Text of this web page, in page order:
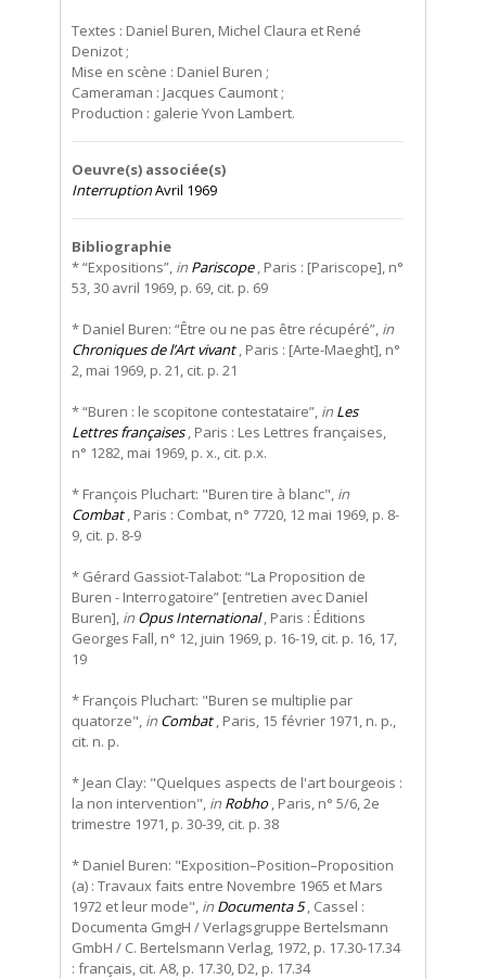
Textes : Daniel Buren, Michel Claura et René
Denizot ;
Mise en scène : Daniel Buren ;
Cameraman : Jacques Caumont ;
Production : galerie Yvon Lambert.
Oeuvre(s) associée(s)
InterruptionAvril 1969
Bibliographie
* “Expositions”, in Pariscope, Paris : [Pariscope], n°
53, 30 avril 1969, p. 69, cit. p. 69
* Daniel Buren: “Être ou ne pas être récupéré”, in
Chroniques de l’Art vivant, Paris : [Arte-Maeght], n°
2, mai 1969, p. 21, cit. p. 21
* “Buren : le scopitone contestataire”, in Les
Lettres françaises, Paris : Les Lettres françaises,
n° 1282, mai 1969, p. x., cit. p.x.
* François Pluchart: "Buren tire à blanc", in
Combat, Paris : Combat, n° 7720, 12 mai 1969, p. 8-
9, cit. p. 8-9
* Gérard Gassiot-Talabot: “La Proposition de
Buren - Interrogatoire” [entretien avec Daniel
Buren], in Opus International, Paris : Éditions
Georges Fall, n° 12, juin 1969, p. 16-19, cit. p. 16, 17,
19
* François Pluchart: "Buren se multiplie par
quatorze", in Combat, Paris, 15 février 1971, n. p.,
cit. n. p.
* Jean Clay: "Quelques aspects de l'art bourgeois :
la non intervention", in Robho, Paris, n° 5/6, 2e
trimestre 1971, p. 30-39, cit. p. 38
* Daniel Buren: "Exposition–Position–Proposition
(a) : Travaux faits entre Novembre 1965 et Mars
1972 et leur mode", in Documenta 5, Cassel :
Documenta GmgH / Verlagsgruppe Bertelsmann
GmbH / C. Bertelsmann Verlag, 1972, p. 17.30-17.34
: français, cit. A8, p. 17.30, D2, p. 17.34